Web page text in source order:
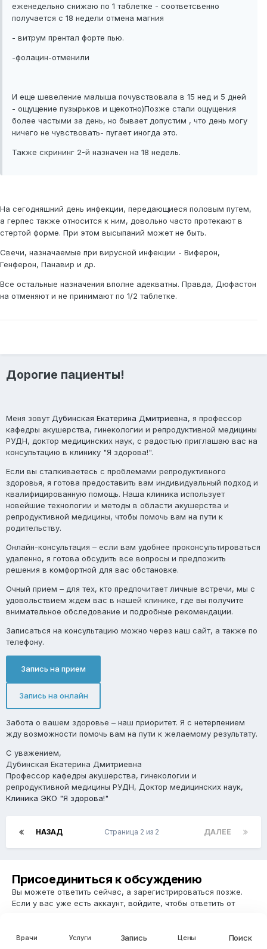
еженедельно снижаю по 1 таблетке - соответсвенно
получается с 18 недели отмена магния
- витрум прентал форте пью.
-фолацин-отменили
И еще шевеление малыша почувствовала в 15 нед и 5 дней
- ощущение пузырьков и щекотно)Позже стали ощущения
более частыми за день, но бывает допустим , что день могу
ничего не чувствовать- пугает иногда это.
Также скрининг 2-й назначен на 18 недель.
На сегодняшний день инфекции, передающиеся половым путем,
а герпес также относится к ним, довольно часто протекают в
стертой форме. При этом высыпаний может не быть.
Свечи, назначаемые при вирусной инфекции - Виферон,
Генферон, Панавир и др.
Все остальные назначения вполне адекватны. Правда, Дюфастон
на отменяют и не принимают по 1/2 таблетке.
Дорогие пациенты!
Меня зовут Дубинская Екатерина Дмитриевна, я профессор
кафедры акушерства, гинекологии и репродуктивной медицины
РУДН, доктор медицинских наук, с радостью приглашаю вас на
консультацию в клинику "Я здорова!".
Если вы сталкиваетесь с проблемами репродуктивного
здоровья, я готова предоставить вам индивидуальный подход и
квалифицированную помощь. Наша клиника использует
новейшие технологии и методы в области акушерства и
репродуктивной медицины, чтобы помочь вам на пути к
родительству.
Онлайн-консультация – если вам удобнее проконсультироваться
удаленно, я готова обсудить все вопросы и предложить
решения в комфортной для вас обстановке.
Очный прием – для тех, кто предпочитает личные встречи, мы с
удовольствием ждем вас в нашей клинике, где вы получите
внимательное обследование и подробные рекомендации.
Записаться на консультацию можно через наш сайт, а также по
телефону.
Запись на прием
Запись на онлайн
Забота о вашем здоровье – наш приоритет. Я с нетерпением
жду возможности помочь вам на пути к желаемому результату.
С уважением,
Дубинская Екатерина Дмитриевна
Профессор кафедры акушерства, гинекологии и
репродуктивной медицины РУДН, Доктор медицинских наук,
Клиника ЭКО "Я здорова!"
НАЗАД ДАЛЕЕ
Страница 2 из 2
Присоединиться к обсуждению
Вы можете ответить сейчас, а зарегистрироваться позже.
Если у вас уже есть аккаунт, войдите, чтобы ответить от
Врачи Услуги Запись Цены Поиск